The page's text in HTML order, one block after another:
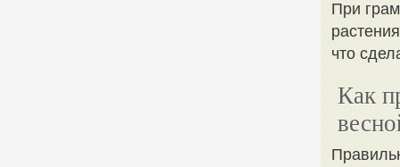
При
что
Как